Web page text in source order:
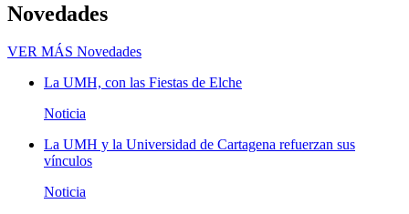
Novedades
VER MÁS Novedades
La UMH, con las Fiestas de Elche
Noticia
La UMH y la Universidad de Cartagena refuerzan sus
vínculos
Noticia